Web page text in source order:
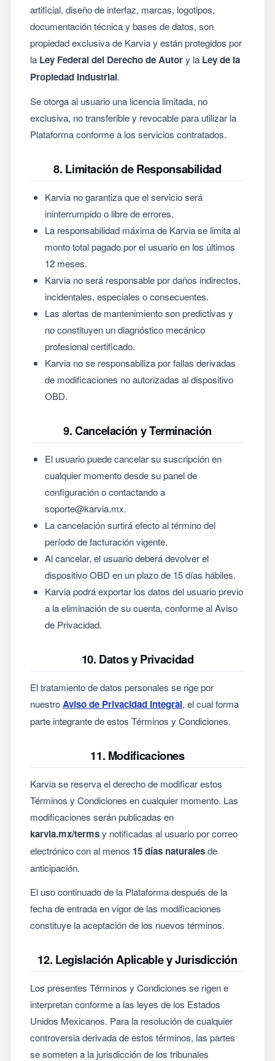
artificial, diseño de interfaz, marcas, logotipos,
documentación técnica y bases de datos, son
propiedad exclusiva de Karvia y están protegidos por
la Ley Federal del Derecho de Autory la Ley de la
Propiedad Industrial.
Se otorga al usuario una licencia limitada, no
exclusiva, no transferible y revocable para utilizar la
Plataforma conforme a los servicios contratados.
8. Limitación de Responsabilidad
Karvia no garantiza que el servicio será
ininterrumpido o libre de errores.
La responsabilidad máxima de Karvia se limita al
monto total pagado por el usuario en los últimos
12 meses.
Karvia no será responsable por daños indirectos,
incidentales, especiales o consecuentes.
Las alertas de mantenimiento son predictivas y
no constituyen un diagnóstico mecánico
profesional certificado.
Karvia no se responsabiliza por fallas derivadas
de modificaciones no autorizadas al dispositivo
OBD.
9. Cancelación y Terminación
El usuario puede cancelar su suscripción en
cualquier momento desde su panel de
configuración o contactando a
soporte@karvia.mx.
La cancelación surtirá efecto al término del
período de facturación vigente.
Al cancelar, el usuario deberá devolver el
dispositivo OBD en un plazo de 15 días hábiles.
Karvia podrá exportar los datos del usuario previo
a la eliminación de su cuenta, conforme al Aviso
de Privacidad.
10. Datos y Privacidad
El tratamiento de datos personales se rige por
nuestroAviso de Privacidad Integral, el cual forma
parte integrante de estos Términos y Condiciones.
11. Modificaciones
Karvia se reserva el derecho de modificar estos
Términos y Condiciones en cualquier momento. Las
modificaciones serán publicadas en
karvia.mx/termsy notificadas al usuario por correo
electrónico con al menos 15 días naturalesde
anticipación.
El uso continuado de la Plataforma después de la
fecha de entrada en vigor de las modificaciones
constituye la aceptación de los nuevos términos.
12. Legislación Aplicable y Jurisdicción
Los presentes Términos y Condiciones se rigen e
interpretan conforme a las leyes de los Estados
Unidos Mexicanos. Para la resolución de cualquier
controversia derivada de estos términos, las partes
se someten a la jurisdicción de los tribunales